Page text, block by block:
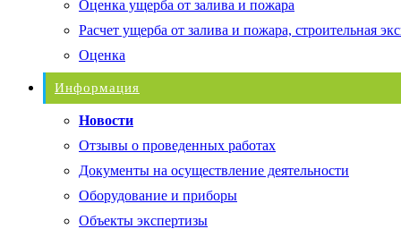
Оценка ущерба от залива и пожара
Расчет ущерба от залива и пожара, строительная
Оценка
Информация
Новости
Отзывы о проведенных работах
Документы на осуществление деятельности
Оборудование и приборы
Объекты экспертизы